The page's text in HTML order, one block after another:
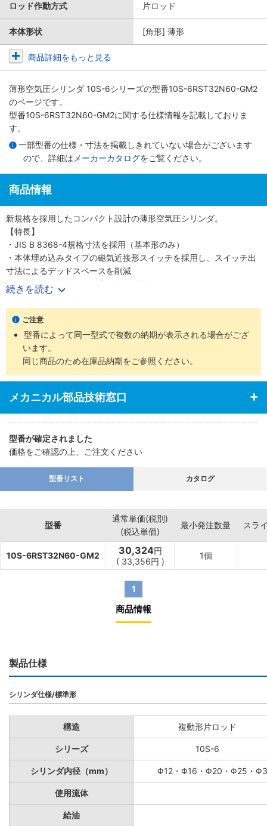
ロッド作動方式 片ロッド
本体形状 [角形] 薄形
商品詳細をもっと見る
薄形空気圧シリンダ 10S-6シリーズの型番10S-6RST32N60-GM2
のページです。
型番10S-6RST32N60-GM2に関する仕様情報を記載しておりま
す。
一部型番の仕様・寸法を掲載しきれていない場合がございます
ので、詳細は メーカーカタログをご覧ください。
商品情報
新規格を採用したコンパクト設計の薄形空気圧シリンダ。
【特長】
・JIS B 8368-4規格寸法を採用（基本形のみ）
・本体埋め込みタイプの磁気近接形スイッチを採用し、スイッチ出
寸法によるデッドスペースを削減
・保守メンテナンスに便利な分解可能形
・ロッド先端部仕様は、めねじ、おねじの2タイプを用意
・支持金具の種類、ロッド先端部の付属品など豊富に揃え幅広い用
途に対応
続きを読む
ご注意
型番によって同一型式で複数の納期が表示される場合がござ
います。
同じ商品のため在庫品納期をご参照ください。
メカニカル部品技術窓口
型番が確定されました
価格をご確認の上、ご注文ください
型番リスト カタログ
型番
通常単価(税別)
(税込単価)
最小発注数量 スラ
10S-6RST32N60-GM2 30,324円
( 33,356円 )
1個
1
商品情報
製品仕様
シリンダ仕様/標準形
構造 複動形片ロッド
シリーズ 10S-6
シリンダ内径（mm） Φ12・Φ16・Φ20・Φ25・
使用流体
給油